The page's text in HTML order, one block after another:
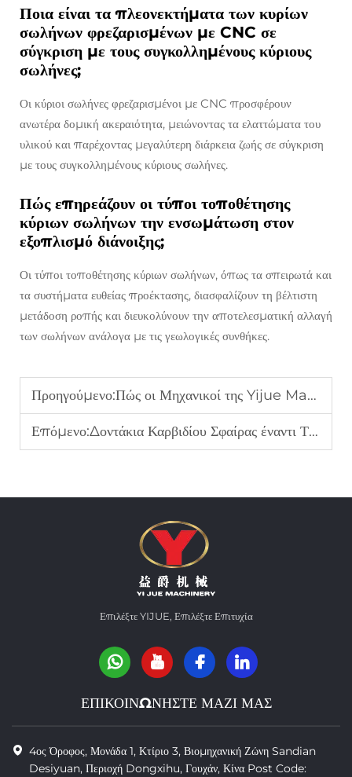
Ποια είναι τα πλεονεκτήματα των κυρίων
σωλήνων φρεζαρισμένων με CNC σε
σύγκριση με τους συγκολλημένους κύριους
σωλήνες;
Οι κύριοι σωλήνες φρεζαρισμένοι με CNC προσφέρουν
ανωτέρα δομική ακεραιότητα, μειώνοντας τα ελαττώματα του
υλικού και παρέχοντας μεγαλύτερη διάρκεια ζωής σε σύγκριση
με τους συγκολλημένους κύριους σωλήνες.
Πώς επηρεάζουν οι τύποι τοποθέτησης
κύριων σωλήνων την ενσωμάτωση στον
εξοπλισμό διάνοιξης;
Οι τύποι τοποθέτησης κύριων σωλήνων, όπως τα σπειρωτά και
τα συστήματα ευθείας προέκτασης, διασφαλίζουν τη βέλτιστη
μετάδοση ροπής και διευκολύνουν την αποτελεσματική αλλαγή
των σωλήνων ανάλογα με τις γεωλογικές συνθήκες.
Προηγούμενο:Πώς οι Μηχανικοί της Yijue Machinery Σχεδιάζουν Αξιόπιστα Κυρίως Κυλινδρικά Τμήματα για Παγκόσμια Έργα
Επόμενο:Δοντάκια Καρβιδίου Σφαίρας έναντι Τυποποιημένων Δοντιών: Ποια είναι η Διαφορά;
Επιλέξτε YIJUE, Επιλέξτε Επιτυχία
ΕΠΙΚΟΙΝΩΝΗΣΤΕ ΜΑΖΙ ΜΑΣ
4ος Όροφος, Μονάδα 1, Κτίριο 3, Βιομηχανική Ζώνη Sandian
Desiyuan, Περιοχή Dongxihu, Γουχάν, Κίνα Post Code: